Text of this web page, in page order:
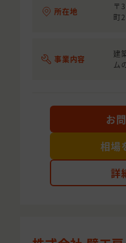
所在地
〒
町
事業内容
建
ム
詳
お
相場